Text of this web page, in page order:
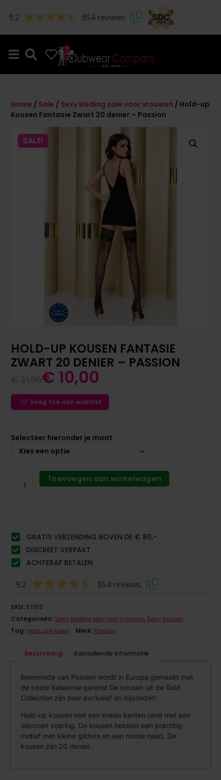
9.2 854 reviews
0 0
Home / Sale / Sexy kleding sale voor vrouwen / Hold-up
Kousen Fantasie Zwart 20 denier – Passion
SALE!
HOLD-UP KOUSEN FANTASIE
ZWART 20 DENIER – PASSION
€ 10,00
Voeg toe aan wishlist
Selecteer hieronder je maat
Toevoegen aan winkelwagen
GRATIS VERZENDING BOVEN DE € 80,-
DISCREET VERPAKT
ACHTERAF BETALEN
9.2 854 reviews
SKU: ST103
Categorieën: Sexy kleding sale voor vrouwen, Sexy kousen
Tag: Hold up kousen Merk: Passion
Beschrijving Aanvullende informatie
Beenmode van Passion wordt in Europa gemaakt met
de beste italiaanse garens! De kousen uit de Gold
Collection zijn zeer exclusief en bijzonder!
Hold-up kousen met een brede kanten rand met een
siliconen voering. De kousen hebben een prachtig
motief met kleine glitters en een mooie naad. De
kousen zijn 20 denier.